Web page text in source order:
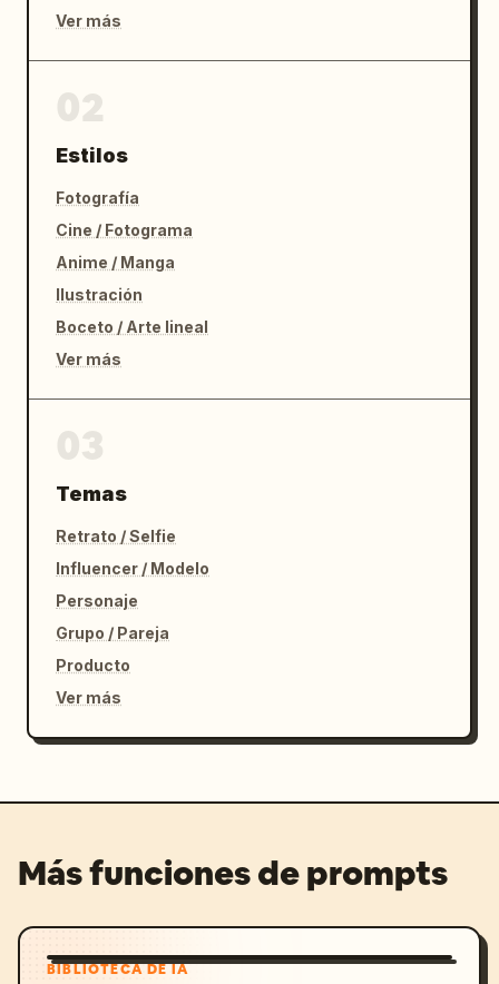
Ver más
Estilos
Fotografía
Cine / Fotograma
Anime / Manga
Ilustración
Boceto / Arte lineal
Ver más
Temas
Retrato / Selfie
Influencer / Modelo
Personaje
Grupo / Pareja
Producto
Ver más
Más funciones de prompts
BIBLIOTECA DE IA